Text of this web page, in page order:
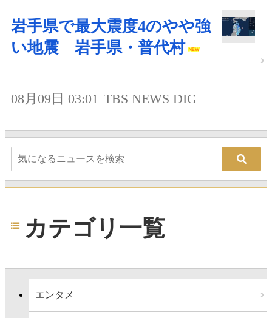
岩手県で最大震度4のやや強
い地震 岩手県・普代村
08月09日 03:01 TBS NEWS DIG
カテゴリ一覧
エンタメ